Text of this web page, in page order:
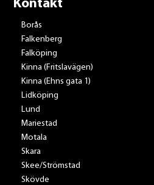
Kontakt
Borås
Falkenberg
Falköping
Kinna (Fritslavägen)
Kinna (Ehns gata 1)
Lidköping
Lund
Mariestad
Motala
Skara
Skee/Strömstad
Skövde